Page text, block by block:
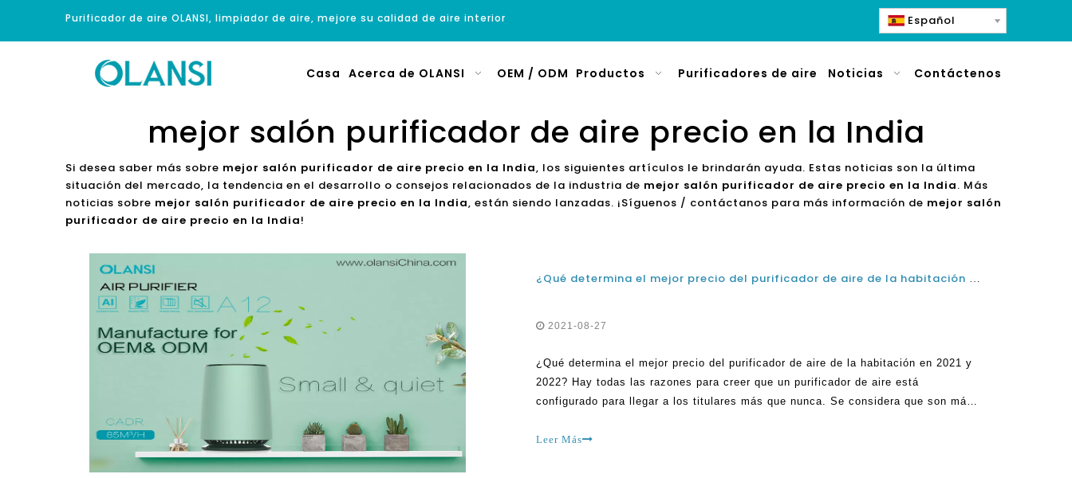
Purificador de aire OLANSI, limpiador de aire, mejore su calidad de aire interior Español
Casa Acerca de OLANSI OEM / ODM Productos Purificadores de aire Noticias Contáctenos
mejor salón purificador de aire precio en la India
Si desea saber más sobre mejor salón purificador de aire precio en la India, los siguientes artículos le brindarán ayuda. Estas noticias son la última
situación del mercado, la tendencia en el desarrollo o consejos relacionados de la industria de mejor salón purificador de aire precio en la India. Más
noticias sobre mejor salón purificador de aire precio en la India, están siendo lanzadas. ¡Síguenos / contáctanos para más información de mejor salón
purificador de aire precio en la India!
¿Qué determina el mejor precio del purificador de aire de la habitación en 2021 y 2022?
2021-08-27
¿Qué determina el mejor precio del purificador de aire de la habitación en 2021 y
2022? Hay todas las razones para creer que un purificador de aire está
configurado para llegar a los titulares más que nunca. Se considera que son más
conseguir un
Leer Más